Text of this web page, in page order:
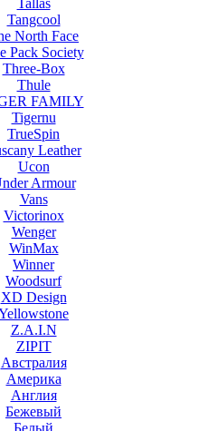
Tallas
Tangcool
North Face
Pack Society
Three-Box
Thule
FAMILY
Tigernu
TrueSpin
Leather
Ucon
Armour
Vans
Victorinox
Wenger
WinMax
Winner
Woodsurf
XD Design
Z.A.I.N
ZIPIT
Австралия
Америка
Англия
Бежевый